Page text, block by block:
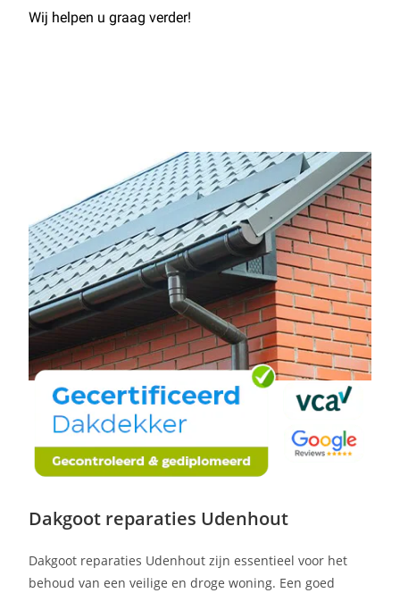
Wij helpen u graag verder!
Dakgoot reparaties Udenhout
Dakgoot reparaties Udenhout zijn essentieel voor het
behoud van een veilige en droge woning. Een goed